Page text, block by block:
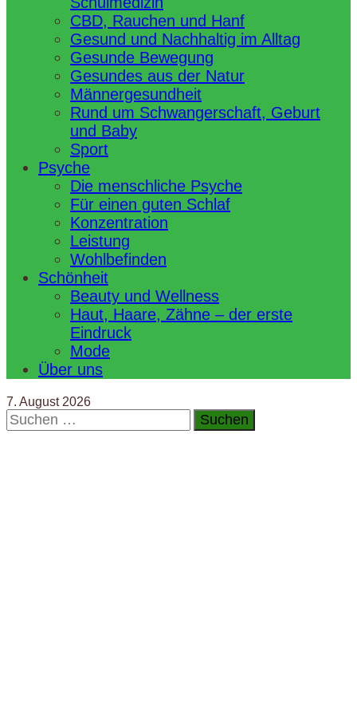
CBD, Rauchen und Hanf
Gesund und Nachhaltig im Alltag
Gesunde Bewegung
Gesundes aus der Natur
Männergesundheit
Rund um Schwangerschaft, Geburt
und Baby
Sport
Psyche
Die menschliche Psyche
Für einen guten Schlaf
Konzentration
Leistung
Wohlbefinden
Schönheit
Beauty und Wellness
Haut, Haare, Zähne – der erste
Eindruck
Mode
Über uns
7. August 2026
Suchen
nach: